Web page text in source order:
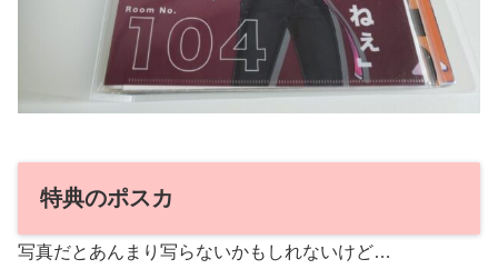
特典のポスカ
写真だとあんまり写らないかもしれないけど…